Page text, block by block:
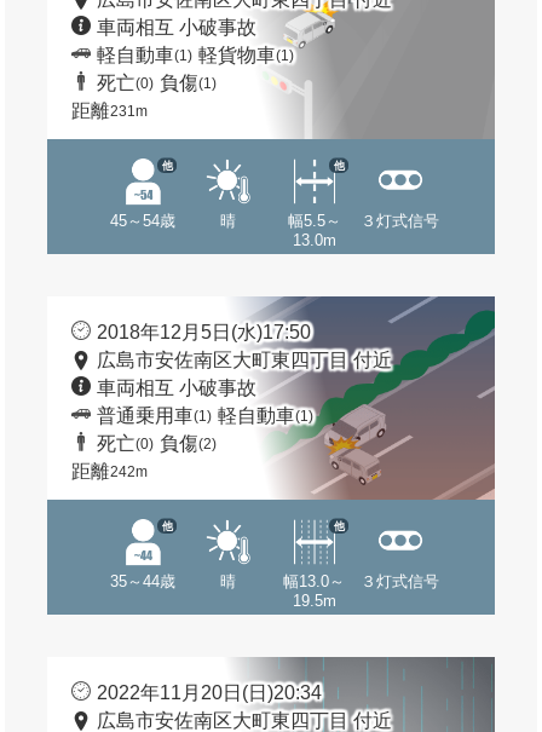
車両相互 小破事故
軽自動車(1) 軽貨物車(1)
死亡(0) 負傷(1)
距離231m
45～54歳
他
晴
幅5.5～
13.0m
他
３灯式信号
2018年12月5日(水)17:50
広島市安佐南区大町東四丁目 付近
車両相互 小破事故
普通乗用車(1) 軽自動車(1)
死亡(0) 負傷(2)
距離242m
35～44歳
他
晴
幅13.0～
19.5m
他
３灯式信号
2022年11月20日(日)20:34
広島市安佐南区大町東四丁目 付近